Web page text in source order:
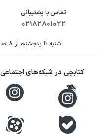
تماس با پشتیبانی
۰۲۱۸۲۸۰۱۰۲۲
شنبه تا پنجشنبه از ۸ صبح تا ۱۸ عصر بجز روزهای تعطیل
کتابچی در شبکه‌های اجتماعی